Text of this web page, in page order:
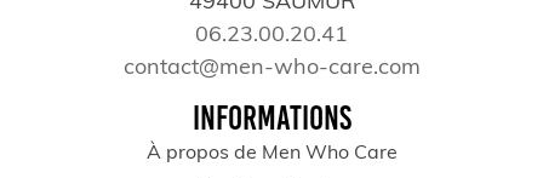
06.23.00.20.41
contact@men-who-care.com
INFORMATIONS
À propos de Men Who Care